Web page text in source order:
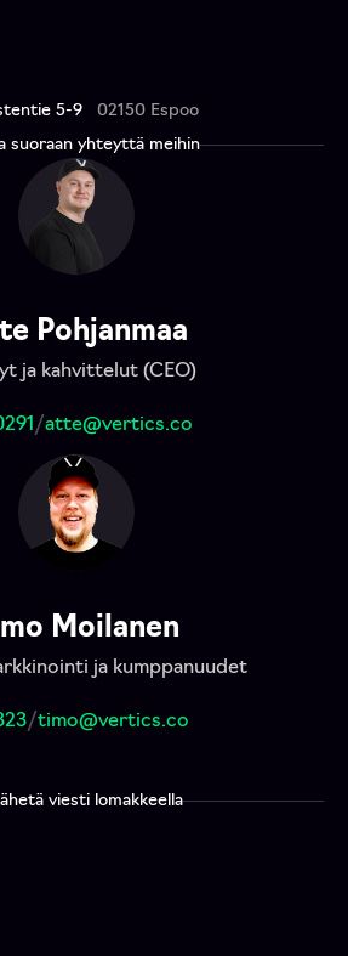
5-9
02150 Espoo
suoraan yhteyttä meihin
Pohjanmaa
ja kahvittelut (CEO)
/atte@vertics.co
Moilanen
ja kumppanuudet
/timo@vertics.co
viesti lomakkeella